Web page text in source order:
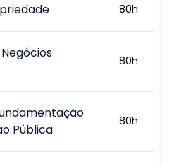
80h
80h
Pública
80h